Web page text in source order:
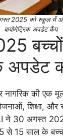
2025 को स्कूल में
बायोमेट्रिक अपडेट कैंप
अपडेट
नागरिक की एक
शिक्षा, और
ने 30 अगस्त
से 15 साल के